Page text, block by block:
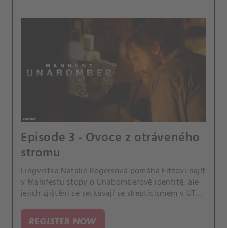
Episode 3 - Ovoce z otráveného
stromu
Lingvistka Natalie Rogersová pomáhá Fitzovi najít
v Manifestu stopy o Unabomberově identitě, ale
jejich zjištění se setkávají se skepticismem v UTF.
všechny důkazy proti němu.
REGISTER NOW